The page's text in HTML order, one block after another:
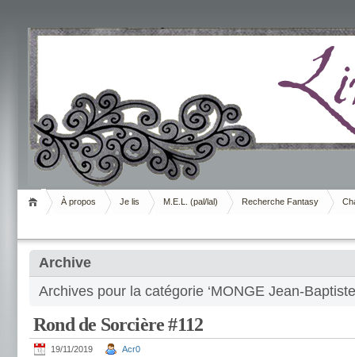
Livrement
À propos Je lis M.E.L. (pal/lal) Recherche Fantasy
Archive
Archives pour la catégorie ‘MONGE Jean-
Rond de Sorcière #112
19/11/2019 Acr0